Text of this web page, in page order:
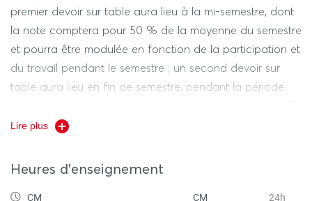
premier devoir sur table aura lieu à la mi-semestre, dont
la note comptera pour 50 % de la moyenne du semestre
et pourra être modulée en fonction de la participation et
du travail pendant le semestre ; un second devoir sur
table aura lieu en fin de semestre, pendant la période
% de la moyenne du semestre.
devoir sur table aura lieu en fin de semestre, pendant la
période des examens, dont la note comptera pour 100
Lire plus
Heures d'enseignement
CM CM 24h